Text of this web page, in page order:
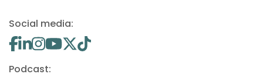
Social media:
Podcast: